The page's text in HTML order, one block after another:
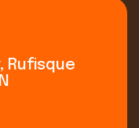
Rufisque